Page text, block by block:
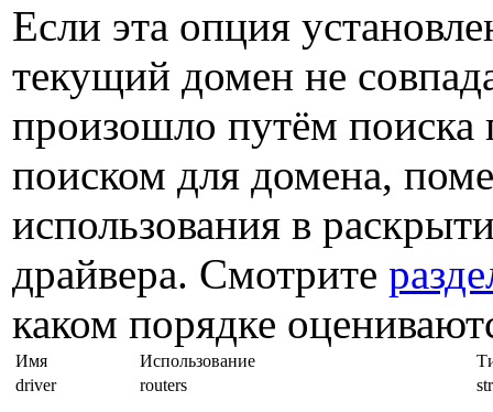
Если эта опция
текущий домен не
произошло путём
поиском для домена,
использования в
драйвера. Смотрите
каком порядке
Имя Использование
driver
routers